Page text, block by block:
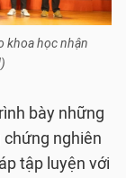
khoa học nhận
bày những
chứng nghiên
tập luyện với